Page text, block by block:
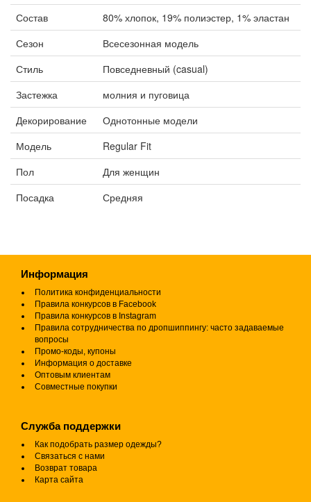
Состав
80% хлопок, 19% полиэстер, 1% эластан
Сезон
Всесезонная модель
Стиль
Повседневный (casual)
Застежка
молния и пуговица
Декорирование
Однотонные модели
Модель
Regular Fit
Пол
Для женщин
Посадка
Средняя
Информация
Политика конфиденциальности
Правила конкурсов в Facebook
Правила конкурсов в Instagram
Правила сотрудничества по дропшиппингу: часто задаваемые
вопросы
Промо-коды, купоны
Информация о доставке
Оптовым клиентам
Совместные покупки
Служба поддержки
Как подобрать размер одежды?
Связаться с нами
Возврат товара
Карта сайта